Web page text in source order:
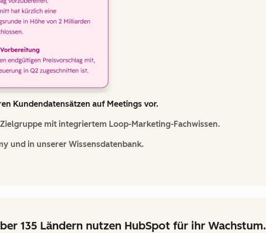
Kundendatensätzen auf Meetings vor.
mit integriertem Loop-Marketing-Fachwissen.
und in unserer Wissensdatenbank.
135 Ländern nutzen HubSpot für ihr Wachstum.